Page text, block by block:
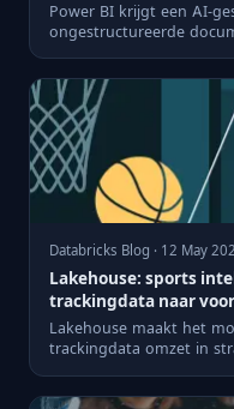
Power BI krijgt een AI-
ongestructureerde
Databricks Blog · 12 May
Lakehouse: sports
trackingdata naar
Lakehouse maakt het
trackingdata omzet in